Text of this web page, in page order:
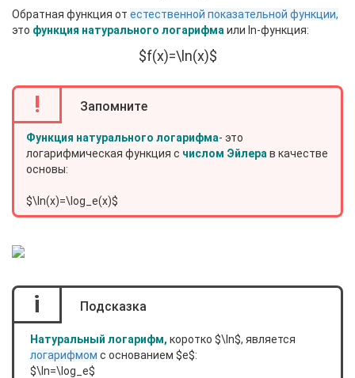
Обратная функция от естественной показательной функции,
это функция натурального логарифма или ln-функция:
$f(x)=\ln(x)$
! Запомните
Функция натурального логарифма- это
логарифмическая функция с числом Эйлера в качестве
основы:
$\ln(x)=\log_e(x)$
i Подсказка
Натуральный логарифм, коротко $\ln$, является
логарифмом с основанием $e$:
$\ln=\log_e$